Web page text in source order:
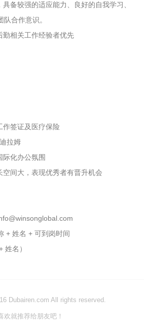
备较强的适应能力、良好的自我学习、
合作意识。
勤相关工作经验者优先
作签证及医疗保险
拉姆
际化办公氛围
间大，表现优秀者有晋升机会
+ 姓名 + 可到岗时间
姓名）
Dubairen.com All rights reserved.
欢就推荐给朋友吧！